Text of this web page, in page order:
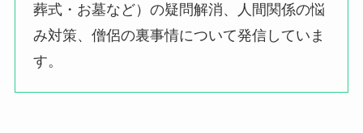
葬式・お墓など）の疑問解消、人間関係の悩
み対策、僧侶の裏事情について発信していま
す。